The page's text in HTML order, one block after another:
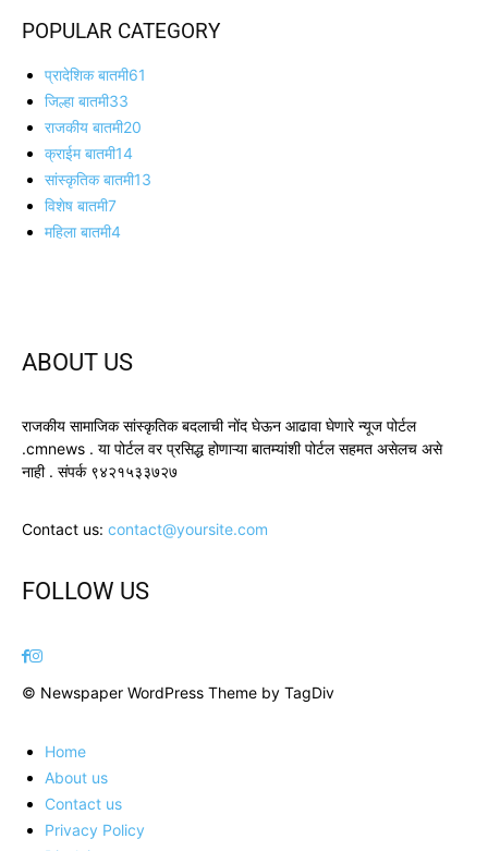
POPULAR CATEGORY
प्रादेशिक बातमी61
जिल्हा बातमी33
राजकीय बातमी20
क्राईम बातमी14
सांस्कृतिक बातमी13
विशेष बातमी7
महिला बातमी4
ABOUT US
राजकीय सामाजिक सांस्कृतिक बदलाची नोंद घेऊन आढावा घेणारे न्यूज पोर्टल
.cmnews . या पोर्टल वर प्रसिद्ध होणाऱ्या बातम्यांशी पोर्टल सहमत असेलच असे
नाही . संपर्क ९४२१५३३७२७
Contact us: contact@yoursite.com
FOLLOW US
© Newspaper WordPress Theme by TagDiv
Home
About us
Contact us
Privacy Policy